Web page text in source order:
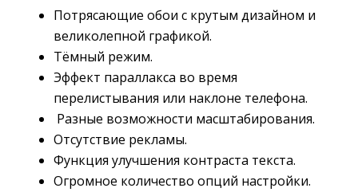
Потрясающие обои с крутым дизайном и
великолепной графикой.
Тёмный режим.
Эффект параллакса во время
перелистывания или наклоне телефона.
Разные возможности масштабирования.
Отсутствие рекламы.
Функция улучшения контраста текста.
Огромное количество опций настройки.